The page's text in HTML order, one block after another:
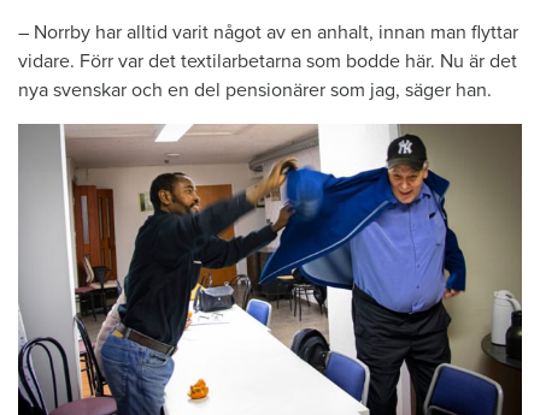
– Norrby har alltid varit något av en anhalt, innan man flyttar
vidare. Förr var det textilarbetarna som bodde här. Nu är det
nya svenskar och en del pensionärer som jag, säger han.